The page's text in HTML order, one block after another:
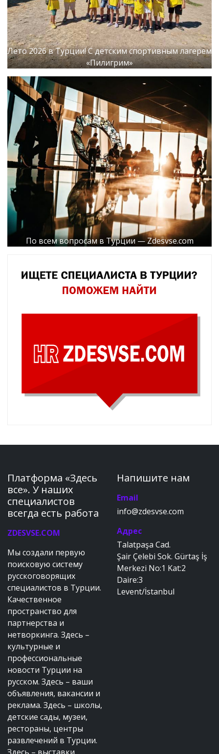
Лето 2026 в Турции! С детским спортивным лагерем
«Пилигрим»
По всем вопросам в Турции — Zdesvse.com
Платформа «Здесь
все». У наших
специалистов
всегда есть работа
ZDESVSE.COM
Мы создали первую
поисковую систему
русскоговорящих
специалистов в Турции.
Качественное
пространство для
партнерства и
нетворкинга. Здесь –
культурные и
профессиональные
новости Турции на
русском. Здесь – ваши
объявления, вакансии и
реклама. Здесь – школы,
детские сады, музеи,
рестораны, центры
развлечений в Турции.
Напишите нам
Email
info@zdesvse.com
Адрес
Talatpaşa Cad.
Şair Çelebi Sok. Gürtaş İş
Merkezi No:1 Kat:2
Daire:3
Levent/İstanbul